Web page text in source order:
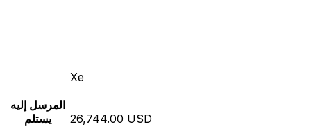
Xe
المرسل إليه
يستلم
26,744.00 USD